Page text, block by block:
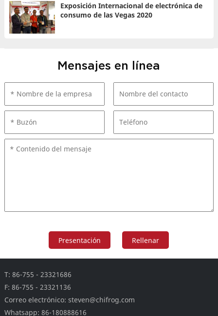
Exposición Internacional de electrónica de
consumo de las Vegas 2020
Mensajes en línea
T: 86-755 - 23321686
F: 86-755 - 23321136
Correo electrónico: steven@chifrog.com
Whatsapp: 86-180888616